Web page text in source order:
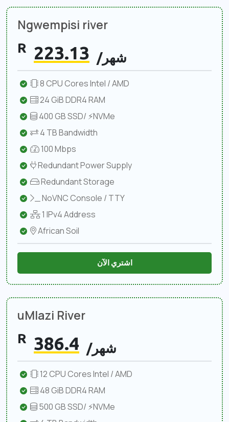
Ngwempisi river
R 223.13 /شهر
8 CPU Cores Intel / AMD
24 GiB DDR4 RAM
400 GB SSD/ ⚡NVMe
4 TB Bandwidth
100 Mbps
Redundant Power Supply
Redundant Storage
NoVNC Console / TTY
1 IPv4 Address
African Soil
اشتري الآن
uMlazi River
R 386.4 /شهر
12 CPU Cores Intel / AMD
48 GiB DDR4 RAM
500 GB SSD/ ⚡NVMe